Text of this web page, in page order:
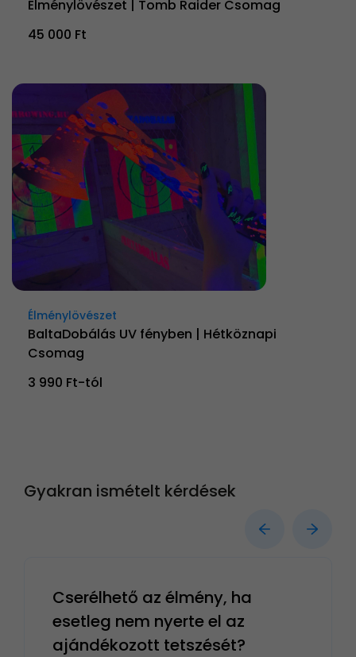
Élménylövészet | Tomb Raider Csomag
45 000 Ft
Élménylövészet
BaltaDobálás UV fényben | Hétköznapi
Csomag
3 990 Ft-tól
Gyakran ismételt kérdések
Cserélhető az élmény, ha
esetleg nem nyerte el az
ajándékozott tetszését?